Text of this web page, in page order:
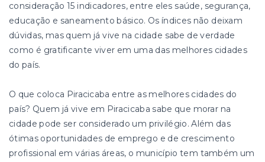
consideração 15 indicadores, entre eles saúde, segurança,
educação e saneamento básico. Os índices não deixam
dúvidas, mas quem já vive na cidade sabe de verdade
como é gratificante viver em uma das melhores cidades
do país.
O que coloca Piracicaba entre as melhores cidades do
país? Quem já vive em Piracicaba sabe que morar na
cidade pode ser considerado um privilégio. Além das
ótimas oportunidades de emprego e de crescimento
profissional em várias áreas, o município tem também um